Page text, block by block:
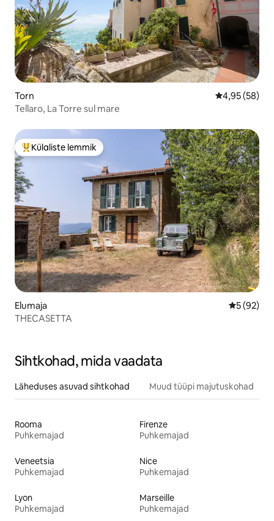
Torn Keskmine
4,95 (58)
Tellaro, La Torre sul mare
Külaliste suur lemmik
Külaliste lemmik
Elumaja Keskmine
5 (92)
THECASETTA
Sihtkohad, mida vaadata
Läheduses asuvad sihtkohad Muud tüüpi majutuskohad
Rooma
Puhkemajad
Firenze
Puhkemajad
Veneetsia
Puhkemajad
Nice
Puhkemajad
Lyon
Puhkemajad
Marseille
Puhkemajad